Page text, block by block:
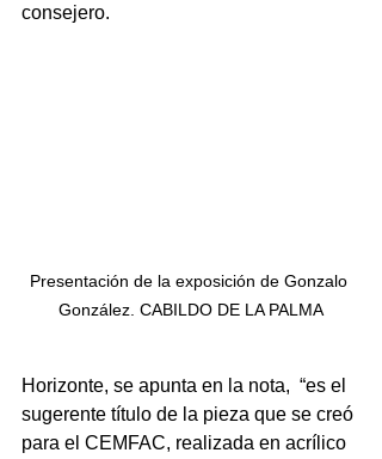
consejero.
Presentación de la exposición de Gonzalo
González. CABILDO DE LA PALMA
Horizonte, se apunta en la nota,  “es el
sugerente título de la pieza que se creó
para el CEMFAC, realizada en acrílico